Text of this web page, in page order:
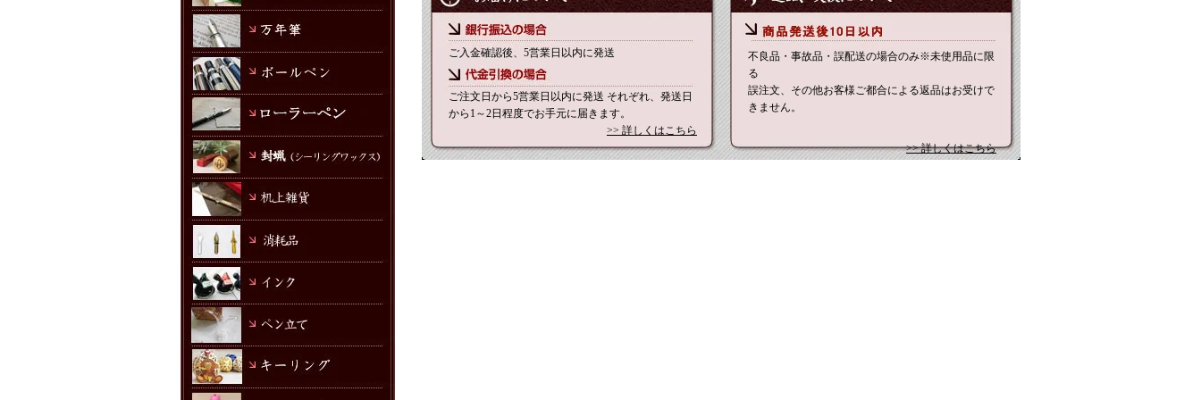
ご入金確認後、5営業日以内に発送
ご注文日から5営業日以内に発送 それぞれ、発送日
から1～2日程度でお手元に届きます。
>> 詳しくはこちら
不良品・事故品・誤配送の場合のみ※未使用品に限
る
誤注文、その他お客様ご都合による返品はお受けで
きません。
>> 詳しくはこちら